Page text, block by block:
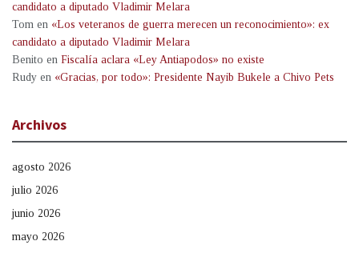
candidato a diputado Vladimir Melara
Tom en «Los veteranos de guerra merecen un reconocimiento»: ex
candidato a diputado Vladimir Melara
Benito en Fiscalía aclara «Ley Antiapodos» no existe
Rudy en «Gracias, por todo»: Presidente Nayib Bukele a Chivo Pets
Archivos
agosto 2026
julio 2026
junio 2026
mayo 2026